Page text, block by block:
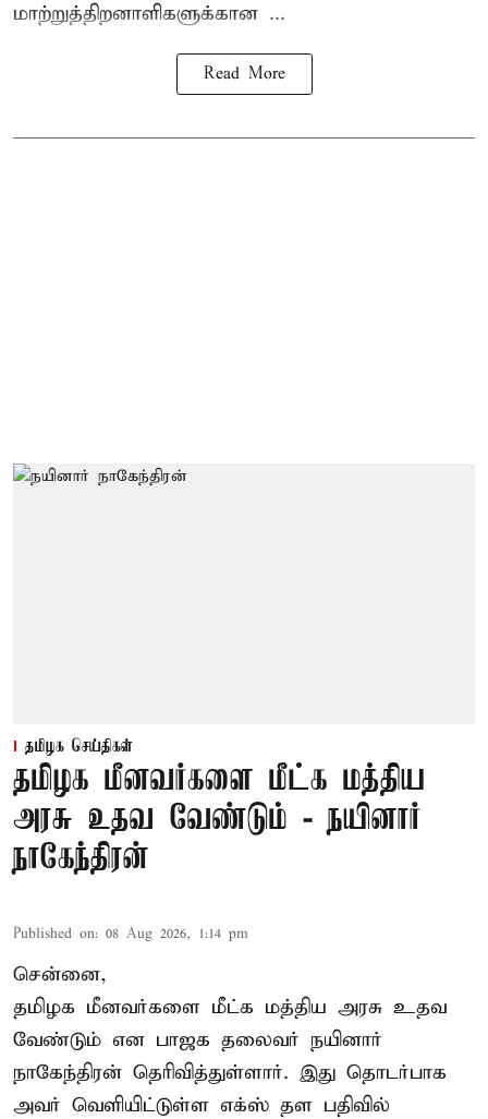
மாற்றுத்திறனாளிகளுக்கான ...
Read More
தமிழக செய்திகள்
தமிழக மீனவர்களை மீட்க மத்திய
அரசு உதவ வேண்டும் - நயினார்
நாகேந்திரன்
Published on: 08 Aug 2026, 1:14 pm
சென்னை,
தமிழக மீனவர்களை மீட்க மத்திய அரசு உதவ
வேண்டும் என பாஜக தலைவர் நயினார்
நாகேந்திரன் தெரிவித்துள்ளார். இது தொடர்பாக
அவர் வெளியிட்டுள்ள எக்ஸ் தள பதிவில்